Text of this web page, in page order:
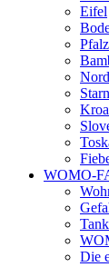
Eifel
Pfalz
WOMO-
Die